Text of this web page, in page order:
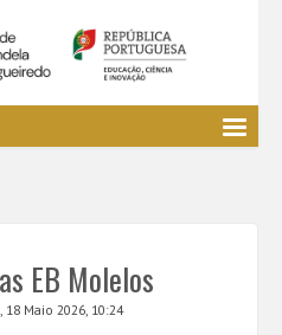
EB Molelos
Maio 2026, 10:24